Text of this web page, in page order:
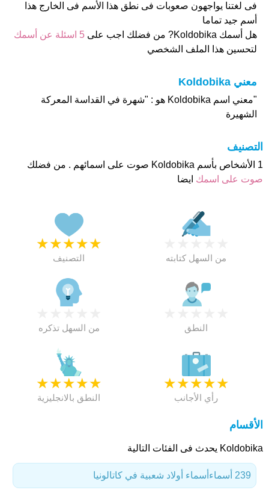
فى لغتنا يواجهون صعوبات فى نطق هذا الأسم فى الخارج هذا
أسم جيد تماما
هل أسمك Koldobika? من فضلك اجب على
5 اسئلة عن أسمك
لتحسين هذا الملف الشخصي
معني Koldobika
"معني اسم Koldobika هو : "شهرة في القداسة المعركة
الشهيرة
التصنيف
1 الأشخاص بأسم Koldobika صوت على اسمائهم . من فضلك
صوت على اسمك ايضا
★
★
★
★
★
التصنيف من السهل كتابته
من السهل تذكره النطق
★
★
★
★
★
النطق بالانجليزية
★
★
★
★
★
رأي الأجانب
الأقسام
Koldobika يحدث فى الفئات التالية
أسماء أولاد شعبية في كاتالونيا 239 أسماء